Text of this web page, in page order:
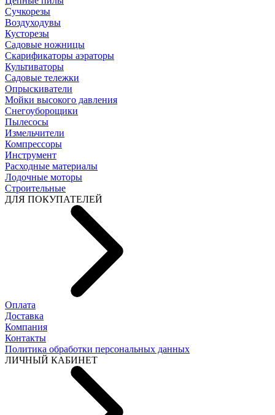
Cучкорезы
Воздуходувы
Кусторезы
Садовые ножницы
Скарификаторы аэраторы
Культиваторы
Садовые тележки
Опрыскиватели
Мойки высокого давления
Снегоуборощики
Пылесосы
Измельчители
Компрессоры
Инструмент
Расходные материалы
Лодочные моторы
Строительные
ДЛЯ ПОКУПАТЕЛЕЙ
Оплата
Доставка
Компания
Контакты
Политика обработки персональных данных
ЛИЧНЫЙ КАБИНЕТ